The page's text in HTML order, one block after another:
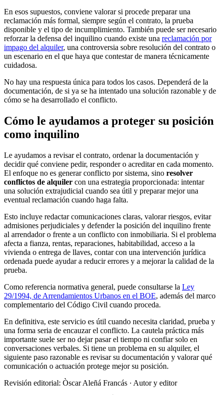
En esos supuestos, conviene valorar si procede preparar una
reclamación más formal, siempre según el contrato, la prueba
disponible y el tipo de incumplimiento. También puede ser necesario
reforzar la defensa del inquilino cuando existe una reclamación por
impago del alquiler, una controversia sobre resolución del contrato o
un escenario en el que haya que contestar de manera técnicamente
cuidadosa.
No hay una respuesta única para todos los casos. Dependerá de la
documentación, de si ya se ha intentado una solución razonable y de
cómo se ha desarrollado el conflicto.
Cómo le ayudamos a proteger su posición
como inquilino
Le ayudamos a revisar el contrato, ordenar la documentación y
decidir qué conviene pedir, responder o acreditar en cada momento.
El enfoque no es generar conflicto por sistema, sino resolver
conflictos de alquiler con una estrategia proporcionada: intentar
una solución extrajudicial cuando sea útil y preparar mejor una
eventual reclamación cuando haga falta.
Esto incluye redactar comunicaciones claras, valorar riesgos, evitar
admisiones perjudiciales y defender la posición del inquilino frente
al arrendador o frente a un conflicto con inmobiliaria. Si el problema
afecta a fianza, rentas, reparaciones, habitabilidad, acceso a la
vivienda o entrega de llaves, contar con una intervención jurídica
ordenada puede ayudar a reducir errores y a mejorar la calidad de la
prueba.
Como referencia normativa general, puede consultarse la Ley
29/1994, de Arrendamientos Urbanos en el BOE, además del marco
complementario del Código Civil cuando proceda.
En definitiva, este servicio es útil cuando necesita claridad, prueba y
una forma seria de encauzar el conflicto. La cautela práctica más
importante suele ser no dejar pasar el tiempo ni confiar solo en
conversaciones verbales. Si tiene un problema en su alquiler, el
siguiente paso razonable es revisar su documentación y valorar qué
comunicación o actuación protege mejor su posición.
Revisión editorial: Òscar Aleñá Francás · Autor y editor